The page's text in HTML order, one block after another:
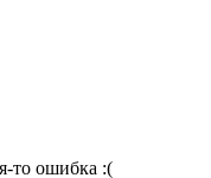
то ошибка :(